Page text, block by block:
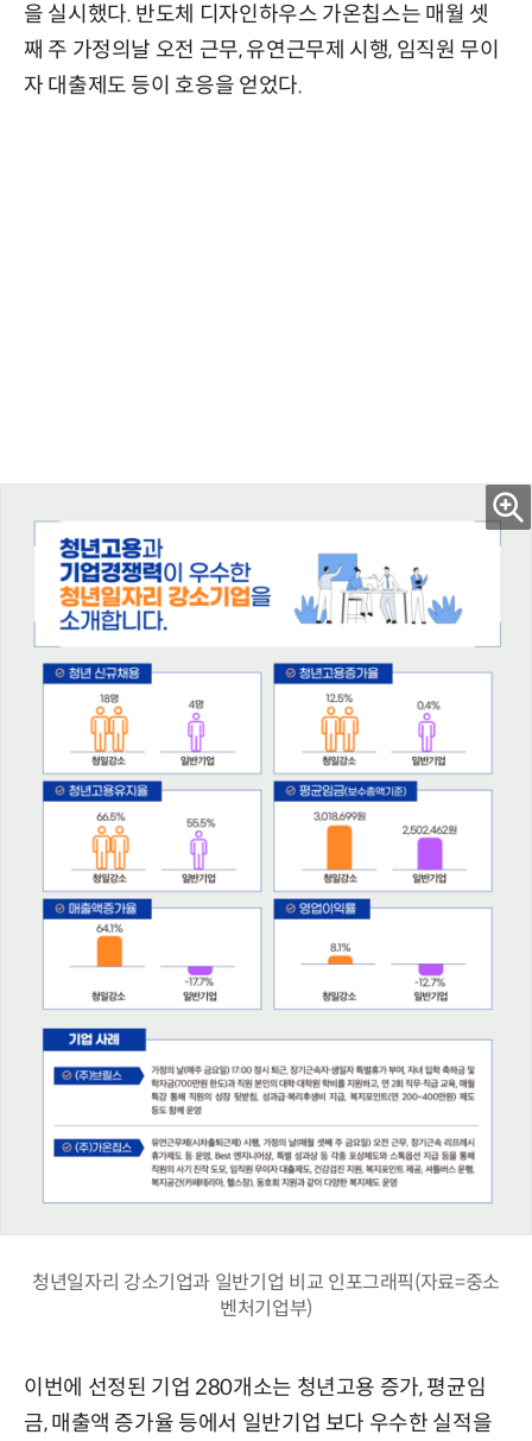
을 실시했다. 반도체 디자인하우스 가온칩스는 매월 셋
째 주 가정의날 오전 근무, 유연근무제 시행, 임직원 무이
자 대출제도 등이 호응을 얻었다.
청년일자리 강소기업과 일반기업 비교 인포그래픽(자료=중소
벤처기업부)
이번에 선정된 기업 280개소는 청년고용 증가, 평균임
금, 매출액 증가율 등에서 일반기업 보다 우수한 실적을